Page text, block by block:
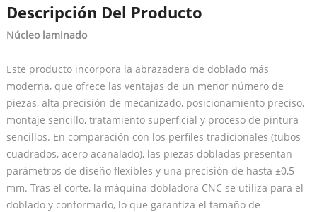
Descripción Del Producto
Núcleo laminado
Este producto incorpora la abrazadera de doblado más
moderna, que ofrece las ventajas de un menor número de
piezas, alta precisión de mecanizado, posicionamiento preciso,
montaje sencillo, tratamiento superficial y proceso de pintura
sencillos. En comparación con los perfiles tradicionales (tubos
cuadrados, acero acanalado), las piezas dobladas presentan
parámetros de diseño flexibles y una precisión de hasta ±0,5
mm. Tras el corte, la máquina dobladora CNC se utiliza para el
doblado y conformado, lo que garantiza el tamaño de